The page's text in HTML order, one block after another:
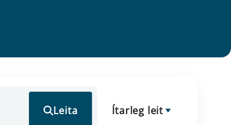
Leita Ítarleg leit